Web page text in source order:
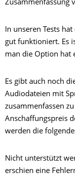
Zusammenfassung
In unseren Tests
gut funktioniert. Es
man die Option hat
Es gibt auch noch
Audiodateien mit
zusammenfassen
Anschaffungspreis
werden die
Nicht unterstützt
erschien eine